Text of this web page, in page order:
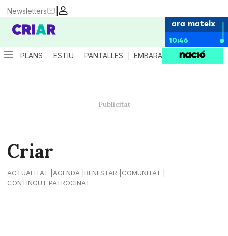
|
Newsletters
ara mateix
10:46
PLANS ESTIU PANTALLES EMBARÀS CRIANÇA
Criar
ACTUALITAT AGENDA BENESTAR
COMUNITAT
CONTINGUT PATROCINAT